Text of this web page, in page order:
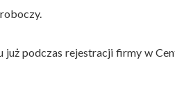
podczas rejestracji firmy w